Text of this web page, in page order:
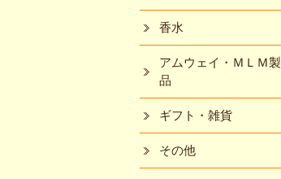
香水
アムウェイ・ＭＬＭ製
品
ギフト・雑貨
その他